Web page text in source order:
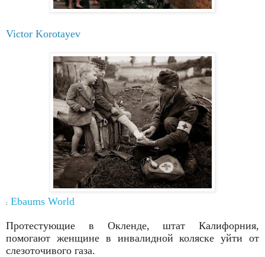
Victor Korotayev
: Ebaums World
Протестующие в Окленде, штат Калифорния,
помогают женщине в инвалидной коляске уйти от
слезоточивого газа.